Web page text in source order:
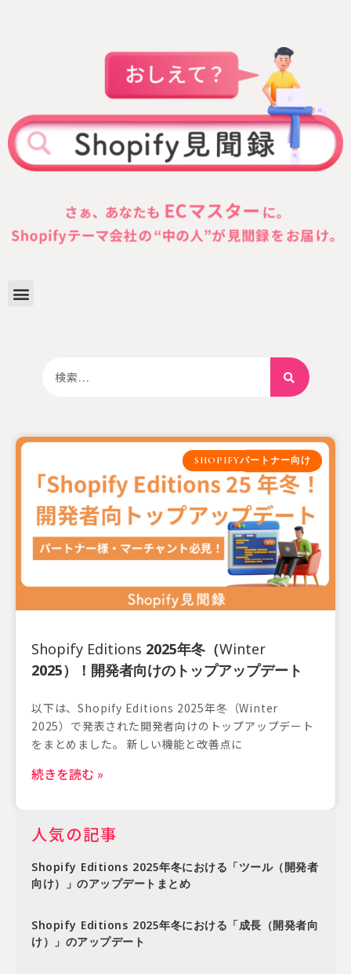
SHOPIFYパートナー向け
Shopify Editions 2025年冬（Winter
2025）！開発者向けのトップアップデート
以下は、Shopify Editions 2025年冬（Winter
2025）で発表された開発者向けのトップアップデート
をまとめました。 新しい機能と改善点に
続きを読む »
人気の記事
Shopify Editions 2025年冬における「ツール（開発者
向け）」のアップデートまとめ
Shopify Editions 2025年冬における「成長（開発者向
け）」のアップデート